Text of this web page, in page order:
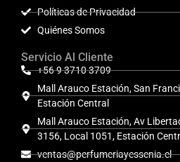
Políticas de Privacidad
Quiénes Somos
Servicio Al Cliente
+56 9 3710 3709
Mall Arauco Estación, San
Estación Central
Mall Arauco Estación, Av
3156, Local 1051, Estación
ventas@perfumeriayessenia.cl